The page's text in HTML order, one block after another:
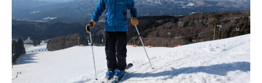
白馬五竜FA
レッスンテーマから選ぶ Lesson Theme
初級1